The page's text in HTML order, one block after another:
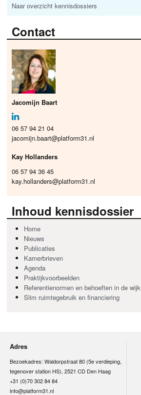
Naar overzicht kennisdossiers
Contact
Jacomijn Baart
06 57 94 21 04
jacomijn.baart@platform31.nl
Kay Hollanders
06 57 94 36 45
kay.hollanders@platform31.nl
Inhoud kennisdossier
Home
Nieuws
Publicaties
Kamerbrieven
Agenda
Praktijkvoorbeelden
Referentienormen en behoeften in de wijk
Slim ruimtegebruik en financiering
Adres
Bezoekadres: Waldorpstraat 80 (5e verdieping,
tegenover station HS), 2521 CD Den Haag
+31 (0)70 302 84 84
info@platform31.nl